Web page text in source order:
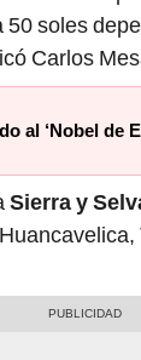
soles
Carlos
al ‘Nobel de
Sierra y